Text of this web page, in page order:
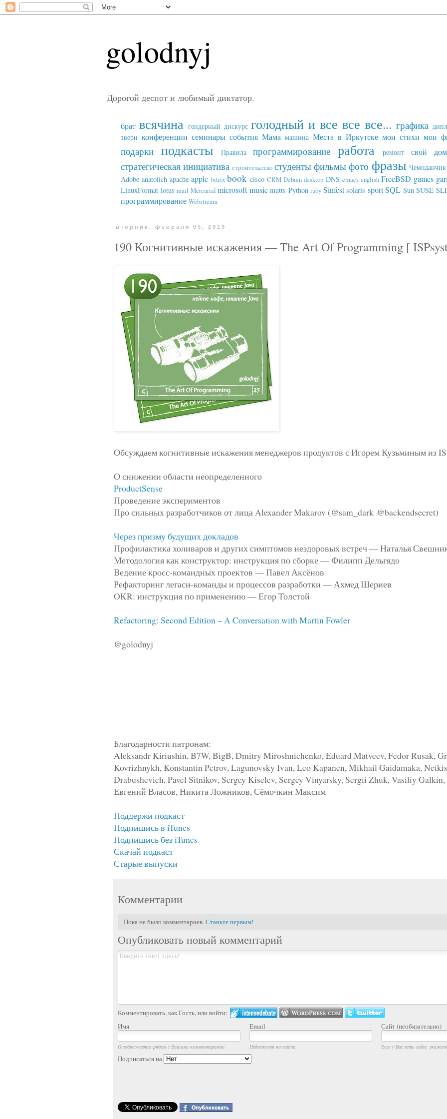
golodnyj
Дорогой деспот и любимый диктатор.
брат всячина гендерный дискурс голодный и все все все... графика
звери конференции семинары события Мама машина Места в Иркутске мои стихи мои
подарки подкасты Правила программирование работа ремонт свой дом
стратегическая инициатива строительство студенты фильмы фото фразы
Adobe anatolich apache apple bitrix book cisco CRM Debian desktop DNS emacs english FreeBSD games
LinuxFormat lotus mail Mercurial microsoft music mutts Python ruby Sinfest solaris sport SQL Sun SUSE
программирование Webstream
вторник, февраля 05, 2019
190 Когнитивные искажения — The Art Of Programming [
Обсуждаем когнитивные искажения менеджеров продуктов с Игорем Кузьминым из
О снижении области неопределенного
ProductSense
Проведение экспериментов
Про сильных разработчиков от лица Alexander Makarov (@sam_dark @backendsecret)
Через призму будущих докладов
Профилактика холиваров и других симптомов нездоровых встреч — Наталья
Методология как конструктор: инструкция по сборке — Филипп Дельгядо
Ведение кросс-командных проектов — Павел Аксёнов
Рефакторинг легаси-команды и процессов разработки — Ахмед Шериев
OKR: инструкция по применению — Егор Толстой
Refactoring: Second Edition – A Conversation with Martin Fowler
@golodnyj
Благодарности патронам:
Aleksandr Kiriushin, B7W, BigB, Dmitry Miroshnichenko, Eduard Matveev, Fedor Rusak,
Kovrizhnykh, Konstantin Petrov, Lagunovsky Ivan, Leo Kapanen, Mikhail Gaidamaka,
Drabushevich, Pavel Sitnikov, Sergey Kiselev, Sergey Vinyarsky, Sergii Zhuk, Vasiliy
Евгений Власов, Никита Ложников, Сёмочкин Максим
Поддержи подкаст
Подпишись в iTunes
Подпишись без iTunes
Скачай подкаст
Старые выпуски
Комментарии
Пока не было комментариев.Станьте первым!
Опубликовать новый комментарий
Комментировать, как Гость, или войти:
Имя
Email Сайт (необязательно)
Отображается рядом с Вашими комментариями Недоступен на сайте. Если у Вас есть сайт,
Подписаться на